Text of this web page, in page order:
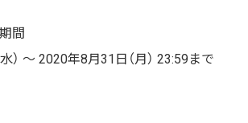
間
） ～ 2020年8月31日（月） 23:59まで